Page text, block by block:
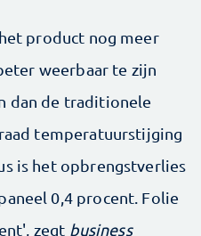
product nog meer
weerbaar te zijn
dan de traditionele
temperatuurstijging
is het opbrengstverlies
0,4 procent. Folie
zegt business